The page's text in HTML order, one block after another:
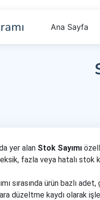
Ana Sayfa
yer alan Stok Sayımı
fazla veya hatalı stok
sırasında ürün bazlı
düzeltme kaydı olarak